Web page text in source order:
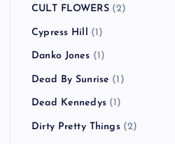
CULT FLOWERS(2)
Cypress Hill (1)
Danko Jones (1)
Dead By Sunrise (1)
Dead Kennedys(1)
Dirty Pretty Things(2)